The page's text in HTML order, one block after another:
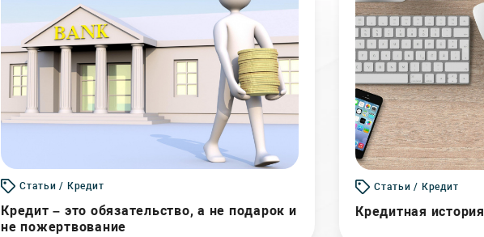
Статьи / Кредит
Кредит – это обязательство, а не подарок и
не пожертвование
Статьи / Кредит
Кредитная история